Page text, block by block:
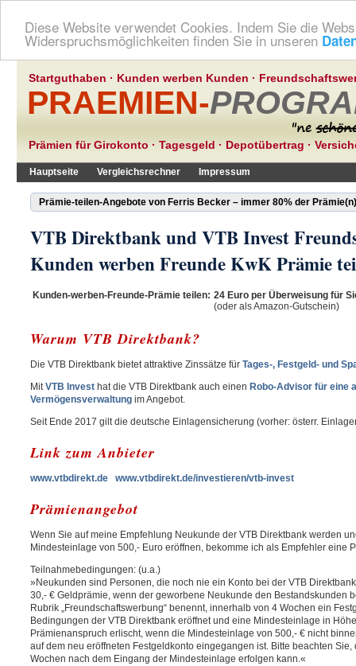
Diese Website verwendet Cookies. Indem Sie die
Widerspruchsmöglichkeiten finden Sie in unseren
Startguthaben · Kunden werben Kunden ·
PRAEMIEN-
Prämien für Girokonto · Tagesgeld · Depotübertrag ·
Hauptseite Vergleichsrechner Impressum
Prämie-teilen-Angebote von Ferris Becker – immer 80% der
VTB Direktbank und VTB Invest
Kunden werben Freunde KwK Prämie
Kunden-werben-Freunde-Prämie teilen: 24 Euro per Überweisung für
(oder als Amazon-Gutschein)
Warum VTB Direktbank?
Die VTB Direktbank bietet attraktive Zinssätze fürTages-, Festgeld- und
MitVTB Invest hat die VTB Direktbank auch einen Robo-Advisor für eine
Vermögensverwaltung im Angebot.
Seit Ende 2017 gilt die deutsche Einlagensicherung (vorher: österr.
Link zum Anbieter
www.vtbdirekt.de www.vtbdirekt.de/investieren/vtb-invest
Prämienangebot
Wenn Sie auf meine Empfehlung Neukunde der VTB Direktbank werden
Mindesteinlage von 500,- Euro eröffnen, bekomme ich als Empfehler eine
Teilnahmebedingungen: (u.a.)
»Neukunden sind Personen, die noch nie ein Konto bei der VTB
30,- € Geldprämie, wenn der geworbene Neukunde den Bestandskunden
Rubrik „Freundschaftswerbung“ benennt, innerhalb von 4 Wochen ein
Bedingungen der VTB Direktbank eröffnet und eine Mindesteinlage in
Prämienanspruch erlischt, wenn die Mindesteinlage von 500,- € nicht
auf dem neu eröffneten Festgeldkonto eingegangen ist. Bitte beachten
Wochen nach dem Eingang der Mindesteinlage erfolgen kann.«